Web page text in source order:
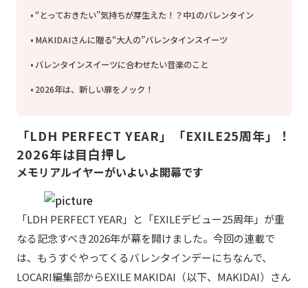
“とっておきたい”気持ちが芽生えた！？中1のバレンタイン
MAKIDAIさんに贈る“大人の”バレンタインスイーツ
バレンタインスイーツに合わせたい音楽のこと
2026年は、新しい扉をノック！
「LDH PERFECT YEAR」「EXILE25周年」！
2026年は目白押し
メモリアルイヤーがいよいよ開幕です
「LDH PERFECT YEAR」と「EXILEデビュー25周年」が重
なる記念すべき2026年が幕を開けました。今回の連載で
は、もうすぐやってくるバレンタインデーにちなんで、
LOCARI編集部からEXILE MAKIDAI（以下、MAKIDAI）さん